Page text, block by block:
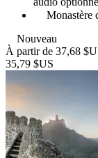
Monastère
Nouveau
À partir de 37,68
35,79 $US